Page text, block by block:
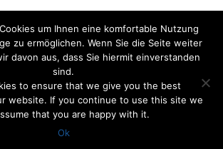
um Ihnen eine komfortable Nutzung
zu ermöglichen. Wenn Sie die Seite weiter
davon aus, dass Sie hiermit einverstanden
sind.
to ensure that we give you the best
website. If you continue to use this site we
that you are happy with it.
Ok